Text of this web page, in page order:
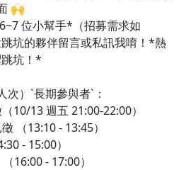
🙌
位小幫手*（招募需求如
坑的夥伴留言或私訊我唷！*熱
坑！*
次）`長期參與者`：
10/13 週五 21:00-22:00）
（13:10 - 13:45）
- 15:00）
16:00 - 17:00）